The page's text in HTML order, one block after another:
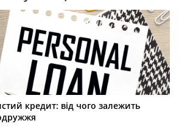
кредит: від чого залежить